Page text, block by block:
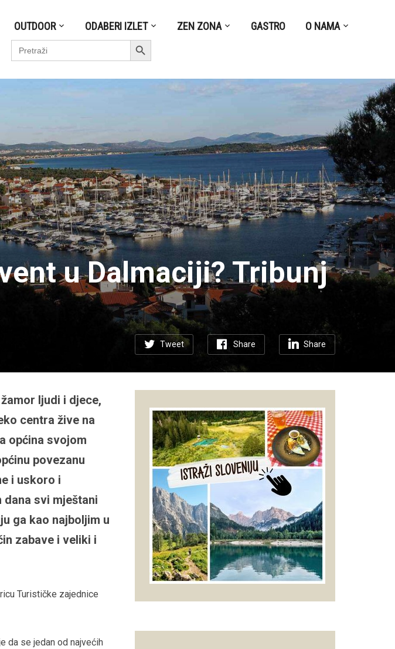
OUTDOOR ODABERI IZLET ZEN ZONA GASTRO O NAMA
Search
for:
Search Button
u Dalmaciji? Tribunj
Tweet Share Share
ljudi i djece,
centra žive na
općina svojom
povezanu
i uskoro i
dana svi mještani
ga kao najboljim u
zabave i veliki i
Turističke zajednice
da se jedan od najvećih